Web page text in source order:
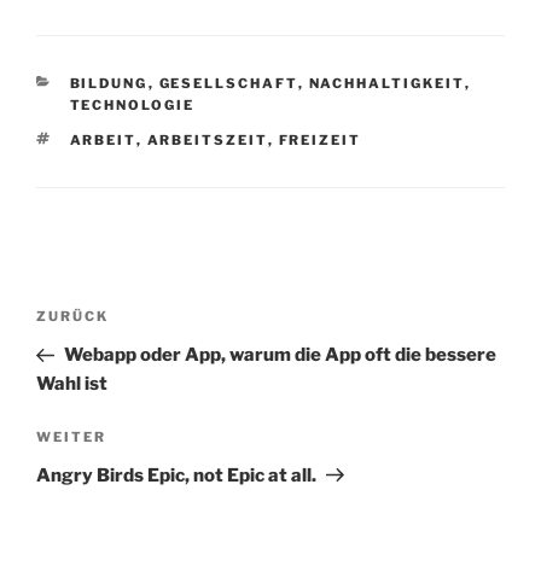
KATEGORIEN
BILDUNG , GESELLSCHAFT, NACHHALTIGKEIT,
TECHNOLOGIE
SCHLAGWÖRTER
ARBEIT, ARBEITSZEIT, FREIZEIT
Beitragsnavigation
Vorheriger
Beitrag
ZURÜCK
Webapp oder App, warum die App oft die bessere
Wahl ist
Nächster
Beitrag
WEITER
Angry Birds Epic, not Epic at all.